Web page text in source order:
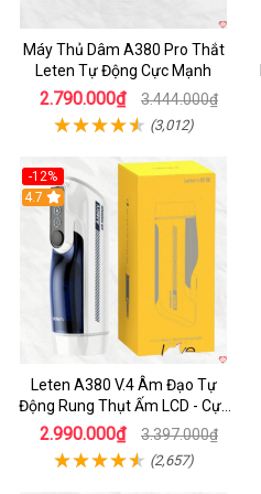
Máy Thủ Dâm A380 Pro Thắt
Leten Tự Động Cực Mạnh
2.790.000₫ 3.444.000₫
(3,012)
-12%
Hot
4.7
Leten A380 V.4 Âm Đạo Tự
Động Rung Thụt Ấm LCD - Cực
Phê
2.990.000₫ 3.397.000₫
(2,657)